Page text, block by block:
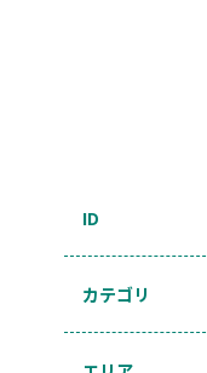
ID
カテゴリ